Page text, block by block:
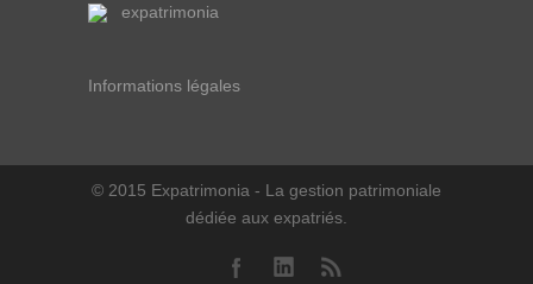
expatrimonia
Informations légales
© 2015 Expatrimonia - La gestion patrimoniale
dédiée aux expatriés.